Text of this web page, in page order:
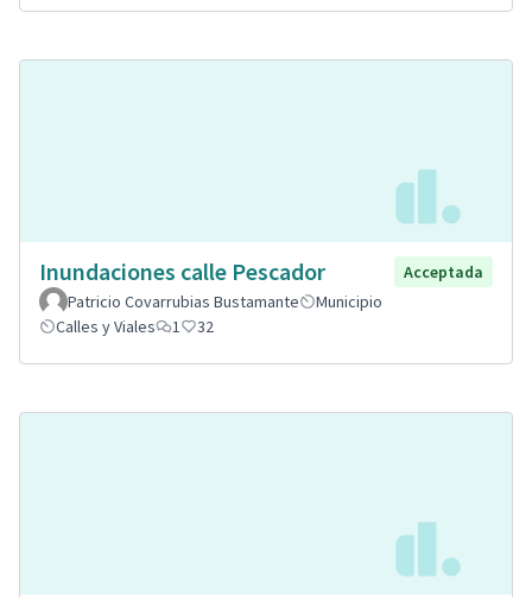
Inundaciones calle Pescador
Acceptada
Patricio Covarrubias Bustamante
Municipio
Calles y Viales
1 32